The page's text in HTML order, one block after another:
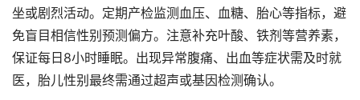
坐或剧烈活动。定期产检监测血压、血糖、胎心等指标，避
免盲目相信性别预测偏方。注意补充叶酸、铁剂等营养素，
保证每日8小时睡眠。出现异常腹痛、出血等症状需及时就
医，胎儿性别最终需通过超声或基因检测确认。